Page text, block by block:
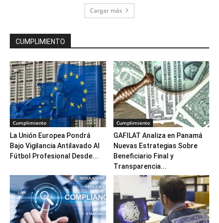
Cargar más
CUMPLIMIENTO
Cumplimiento
La Unión Europea Pondrá
Bajo Vigilancia Antilavado Al
Fútbol Profesional Desde...
Cumplimiento
GAFILAT Analiza en Panamá
Nuevas Estrategias Sobre
Beneficiario Final y
Transparencia...